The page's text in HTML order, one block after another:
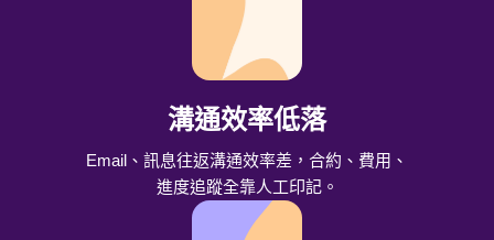
溝通效率低落
Email、訊息往返溝通效率差， 合約、費用、
進度追蹤全靠人工印記。